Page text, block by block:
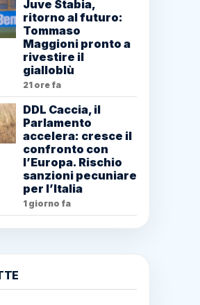
Juve Stabia,
ritorno al futuro:
Tommaso
Maggioni pronto a
rivestire il
gialloblù
21 ore fa
DDL Caccia, il
Parlamento
accelera: cresce il
confronto con
l’Europa. Rischio
sanzioni pecuniare
per l’Italia
1 giorno fa